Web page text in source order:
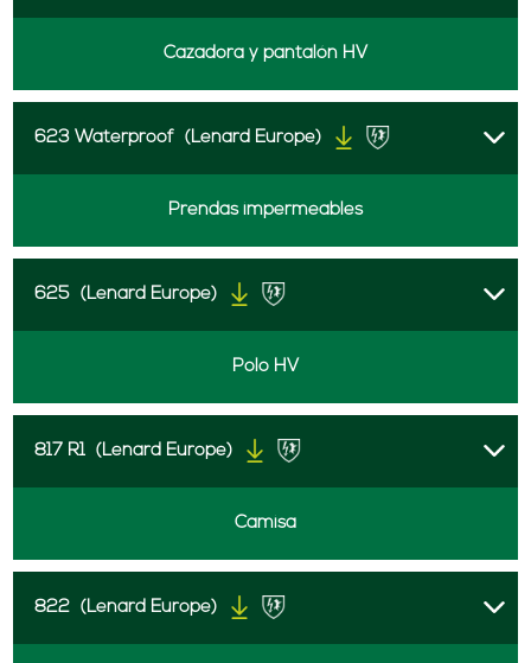
Cazadora y pantalón HV
623 Waterproof (Lenard Europe)
Prendas impermeables
625 (Lenard Europe)
Polo HV
817 R1 (Lenard Europe)
Camisa
822 (Lenard Europe)